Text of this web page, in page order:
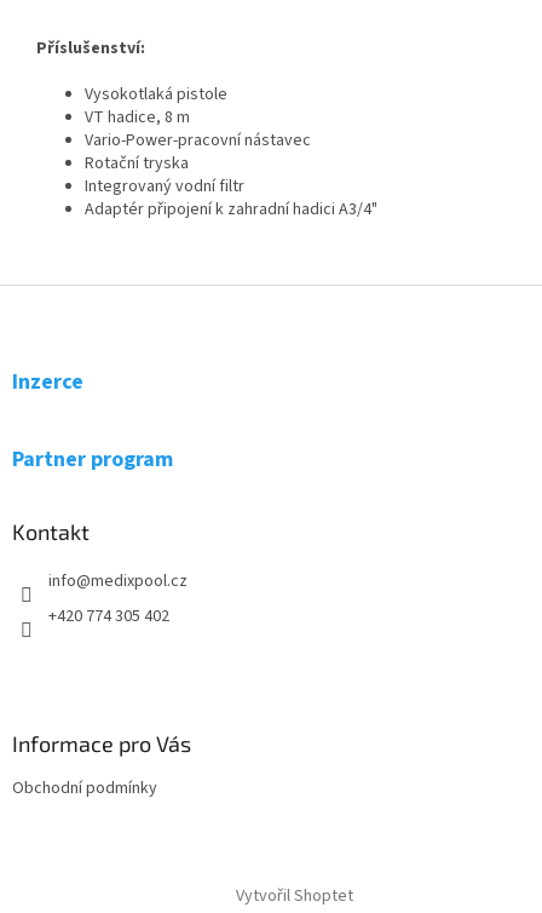
Příslušenství:
Vysokotlaká pistole
VT hadice, 8 m
Vario-Power-pracovní nástavec
Rotační tryska
Integrovaný vodní filtr
Adaptér připojení k zahradní hadici A3/4"
Inzerce
Partner program
Kontakt
info@medixpool.cz
+420 774 305 402
Informace pro Vás
Obchodní podmínky
Vytvořil Shoptet